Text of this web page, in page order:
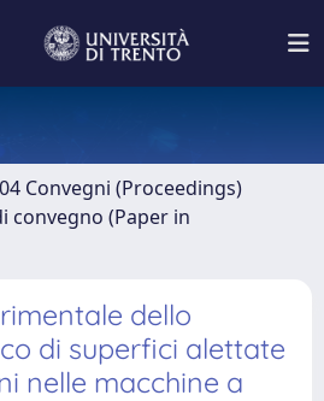
04 Convegni (Proceedings)
convegno (Paper in
dello
di superfici alettate
nelle macchine a